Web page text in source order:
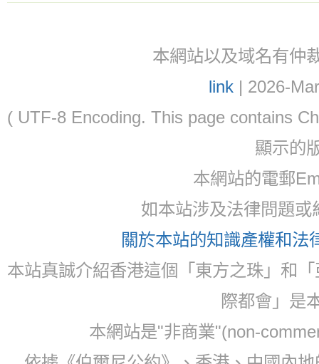
本網站以及域名有仲
link| 2026-
( UTF-8 Encoding. This page contains
顯示的
本網站的電郵
如本站涉及法律問題
關於本站的知識產權和法
本站真誠介紹香港這個「東方之珠」和
際都會」是
本網站是"非商業"(non-